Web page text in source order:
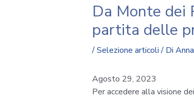
Da Monte dei
partita delle
/Selezione articoli/ Di
Agosto 29, 2023
Per accedere alla visione